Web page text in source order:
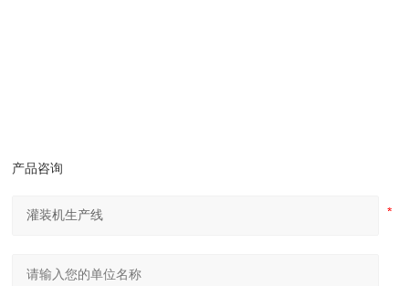
产品咨询